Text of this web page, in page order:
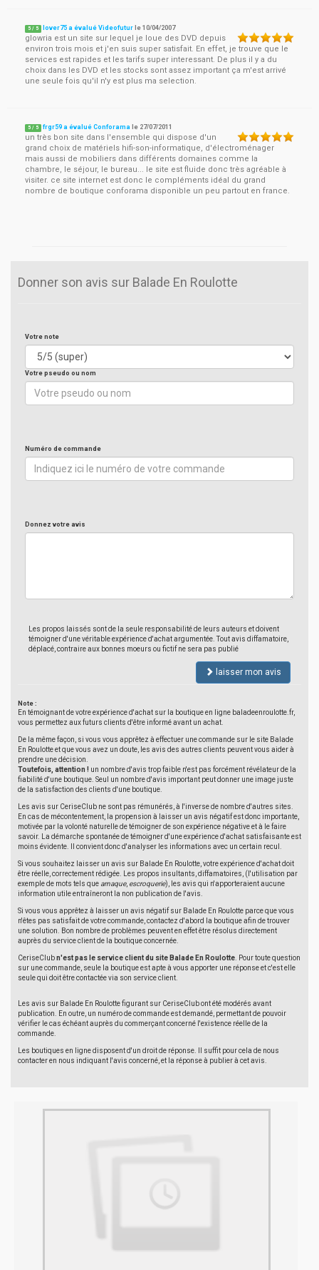
5 / 5 lover75 a évalué Videofutur le10/04/2007
glowria est un site sur lequel je loue des DVD depuis
environ trois mois et j'en suis super satisfait. En effet, je trouve que le
services est rapides et les tarifs super interessant. De plus il y a du
choix dans les DVD et les stocks sont assez important ça m'est arrivé
une seule fois qu'il n'y est plus ma selection.
5 / 5 frgr59 a évalué Conforama le 27/07/2011
un très bon site dans l'ensemble qui dispose d'un
grand choix de matériels hifi-son-informatique, d'électroménager
mais aussi de mobiliers dans différents domaines comme la
chambre, le séjour, le bureau... le site est fluide donc très agréable à
visiter. ce site internet est donc le compléments idéal du grand
nombre de boutique conforama disponible un peu partout en france.
Donner son avis sur Balade En Roulotte
Votre note
Votre pseudo ou nom
Numéro de commande
Donnez votre avis
Les propos laissés sont de la seule responsabilité de leurs auteurs et doivent
témoigner d'une véritable expérience d'achat argumentée. Tout avis diffamatoire,
déplacé, contraire aux bonnes moeurs ou fictif ne sera pas publié
laisser mon avis
Note :
En témoignant de votre expérience d'achat sur la boutique en ligne baladeenroulotte.fr,
vous permettez aux futurs clients d'être informé avant un achat.
De la même façon, si vous vous apprêtez à effectuer une commande sur le site Balade
En Roulotte et que vous avez un doute, les avis des autres clients peuvent vous aider à
prendre une décision.
Toutefois, attention ! un nombre d'avis trop faible n'est pas forcément révélateur de la
fiabilité d'une boutique. Seul un nombre d'avis important peut donner une image juste
de la satisfaction des clients d'une boutique.
Les avis sur CeriseClub ne sont pas rémunérés, à l'inverse de nombre d'autres sites.
En cas de mécontentement, la propension à laisser un avis négatif est donc importante,
motivée par la volonté naturelle de témoigner de son expérience négative et à le faire
savoir. La démarche spontanée de témoigner d'une expérience d'achat satisfaisante est
moins évidente. Il convient donc d'analyser les informations avec un certain recul.
Si vous souhaitez laisser un avis sur Balade En Roulotte, votre expérience d'achat doit
être réelle, correctement rédigée. Les propos insultants, diffamatoires, (l'utilisation par
exemple de mots tels que arnaque, escroquerie), les avis qui n'apporteraient aucune
information utile entraîneront la non publication de l'avis.
Si vous vous apprêtez à laisser un avis négatif sur Balade En Roulotte parce que vous
n'êtes pas satisfait de votre commande, contactez d'abord la boutique afin de trouver
une solution. Bon nombre de problèmes peuvent en effet être résolus directement
auprès du service client de la boutique concernée.
CeriseClubn'est pas le service client du site Balade En Roulotte . Pour toute question
sur une commande, seule la boutique est apte à vous apporter une réponse et c'est elle
seule qui doit être contactée via son service client.
Les avis sur Balade En Roulotte figurant sur CeriseClub ont été modérés avant
publication. En outre, un numéro de commande est demandé, permettant de pouvoir
vérifier le cas échéant auprès du commerçant concerné l'existence réelle de la
commande.
Les boutiques en ligne disposent d'un droit de réponse. Il suffit pour cela de nous
contacter en nous indiquant l'avis concerné, et la réponse à publier à cet avis.